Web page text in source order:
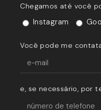
Chegamos até você
Instagram
Você pode me
e, se necessário, por